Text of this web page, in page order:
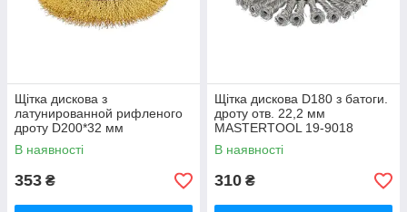
Щітка дискова з
латунированной рифленого
дроту D200*32 мм
MASTERTOOL 19-9220
В наявності
353 ₴
Щітка дискова D180 з батоги.
дроту отв. 22,2 мм
MASTERTOOL 19-9018
В наявності
310 ₴